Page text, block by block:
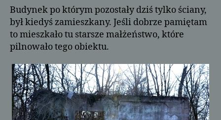
Budynek po którym pozostały dziś tylko ściany,
był kiedyś zamieszkany. Jeśli dobrze pamiętam
to mieszkało tu starsze małżeństwo, które
pilnowało tego obiektu.